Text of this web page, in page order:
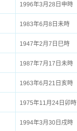
1996年3月28日申時
1983年6月8日未時
1947年2月7日巳時
1987年7月17日未時
1963年6月21日亥時
1975年11月24日卯時
1994年3月30日戌時